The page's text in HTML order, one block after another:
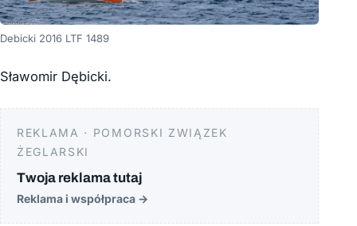
Debicki 2016 LTF 1489
Sławomir Dębicki.
REKLAMA · POMORSKI ZWIĄZEK
ŻEGLARSKI
Twoja reklama tutaj
Reklama i współpraca →